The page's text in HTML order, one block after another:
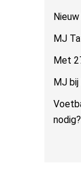
MJ
Met
MJ
nodig?